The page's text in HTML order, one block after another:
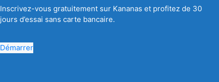
Inscrivez-vous gratuitement sur Kananas et profitez de 30
jours d’essai sans carte bancaire.
Démarrer